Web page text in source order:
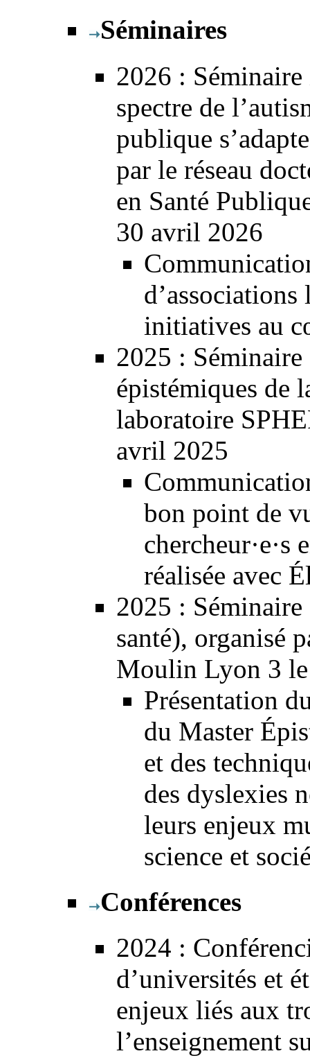
Séminaires
2026 :
spectre de
publique
par le réseau
en Santé
30 avril 2026
initiatives au
2025 :
épistémiques de
laboratoire
avril 2025
bon point de
chercheur·e·s
réalisée avec
2025 : Séminaire
santé), organisé
Moulin Lyon 3
Présentation
du Master
et des
des dyslexies
leurs enjeux
science et
Conférences
2024 :
d’universités et
enjeux liés aux
l’enseignement